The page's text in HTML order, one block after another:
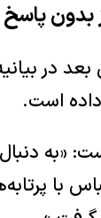
بدون
در
است.
«به
با